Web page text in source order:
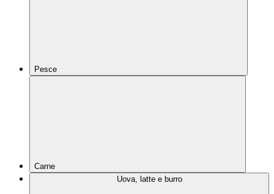
Pesce
Carne
Uova, latte e burro